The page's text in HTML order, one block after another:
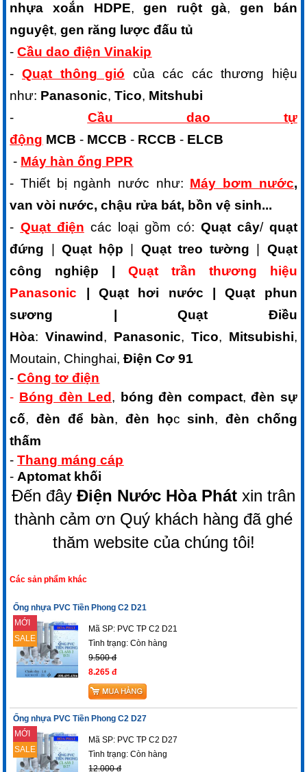
nhựa xoắn HDPE,gen ruột gà, gen bán
nguyệt,gen răng lược đấu tủ
-Cầu dao điện Vinakip
- Quạt thông gió của các các thương hiệu
như: Panasonic,Tico, Mitshubi
- Cầu dao tự
động MCB - MCCB - RCCB - ELCB
- Máy hàn ống PPR
- Thiết bị ngành nước như: Máy bơm nước,
van vòi nước, chậu rửa bát, bồn vệ sinh...
- Quạt điện các loại gồm có: Quạt cây/ quạt
đứng
Quạt hộp Quạt treo tường
Quạt
công nghiệp | Quạt trần thương hiệu
Panasonic | Quạt hơi nước | Quạt phun
sương | Quạt Điều
Hòa:Vinawind , Panasonic, Tico, Mitsubishi,
Moutain, Chinghai,Điện Cơ 91
-Công tơ điện
- Bóng đèn Led , bóng đèn compact,đèn sự
cố,đèn để bàn,đèn họcsinh, đèn chống
thấm
-Thang máng cáp
-Aptomat khối
Đến đây Điện Nước Hòa Phát xin trân
thành cảm ơn Quý khách hàng đã ghé
thăm website của chúng tôi!
Các sản phẩm khác
Ống nhựa PVC Tiền Phong C2 D21
MỚI
SALE
Mã SP: PVC TP C2 D21
Tình trạng:Còn hàng
9.500 đ
8.265 đ
Ống nhựa PVC Tiền Phong C2 D27
MỚI
SALE
Mã SP: PVC TP C2 D27
Tình trạng:Còn hàng
12.000 đ